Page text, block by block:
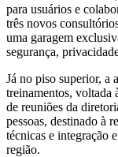
para usuários e
três novos
uma garagem
segurança,
Já no piso superior, a
treinamentos, voltada
de reuniões da
pessoas, destinado à
técnicas e integração
região.